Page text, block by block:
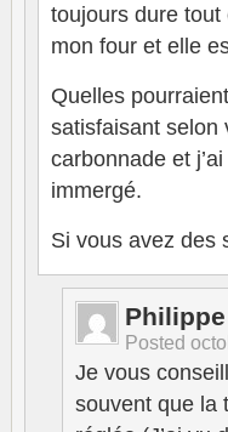
toujours dure tout
mon four et elle
Quelles
satisfaisant selon
carbonnade et
immergé.
Si vous avez des
Philippe
Posted
Je vous
souvent que la